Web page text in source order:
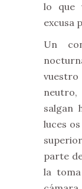
lo que
excusa
Un
neutro,
salgan
luces
parte
la